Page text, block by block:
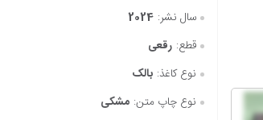
سال نشر: 2024
قطع: رقعی
نوع کاغذ: بالک
نوع چاپ متن: مشکی